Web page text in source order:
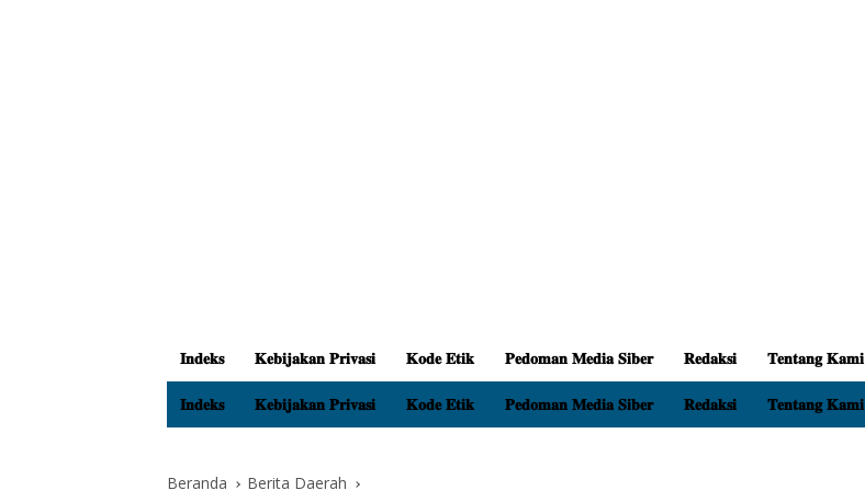
𝐈𝐧𝐝𝐞𝐤𝐬 𝐊𝐞𝐛𝐢𝐣𝐚𝐤𝐚𝐧 𝐏𝐫𝐢𝐯𝐚𝐬𝐢 𝐊𝐨𝐝𝐞 𝐄𝐭𝐢𝐤 𝐏𝐞𝐝𝐨𝐦𝐚𝐧 𝐌𝐞𝐝𝐢𝐚 𝐒𝐢𝐛𝐞𝐫 𝐑𝐞𝐝𝐚𝐤𝐬𝐢 𝐓𝐞𝐧𝐭𝐚𝐧𝐠 𝐊𝐚𝐦𝐢
𝐈𝐧𝐝𝐞𝐤𝐬 𝐊𝐞𝐛𝐢𝐣𝐚𝐤𝐚𝐧 𝐏𝐫𝐢𝐯𝐚𝐬𝐢 𝐊𝐨𝐝𝐞 𝐄𝐭𝐢𝐤 𝐏𝐞𝐝𝐨𝐦𝐚𝐧 𝐌𝐞𝐝𝐢𝐚 𝐒𝐢𝐛𝐞𝐫 𝐑𝐞𝐝𝐚𝐤𝐬𝐢 𝐓𝐞𝐧𝐭𝐚𝐧𝐠 𝐊𝐚𝐦𝐢
Beranda Berita Daerah